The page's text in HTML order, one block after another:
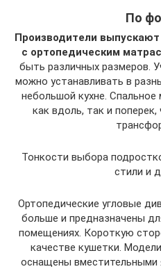
По
Производители
с ортопедическим
быть различных размеров.
можно устанавливать в
небольшой кухне.
как вдоль, так и
Тонкости выбора
стили и
Ортопедические угловые
больше и предназначены
помещениях. Короткую
качестве кушетки.
оснащены вместительными